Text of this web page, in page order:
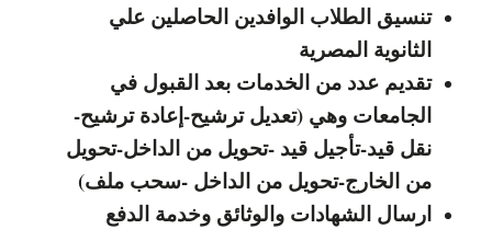
تنسيق الطلاب الوافدين الحاصلين علي
الثانوية المصرية
تقديم عدد من الخدمات بعد القبول في
الجامعات وهي (تعديل ترشيح-إعادة ترشيح-
نقل قيد-تأجيل قيد -تحويل من الداخل-تحويل
من الخارج-تحويل من الداخل -سحب ملف)
ارسال الشهادات والوثائق وخدمة الدفع